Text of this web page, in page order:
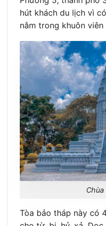
hút khách du lịch vì
nằm trong khuôn viên
Tòa bảo tháp này có